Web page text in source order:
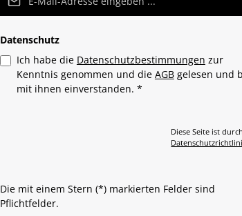
Datenschutz
Ich habe die Datenschutzbestimmungen zur
Kenntnis genommen und die AGBgelesen und
mit ihnen einverstanden. *
Diese Seite ist
Die mit einem Stern (*) markierten Felder sind
Pflichtfelder.